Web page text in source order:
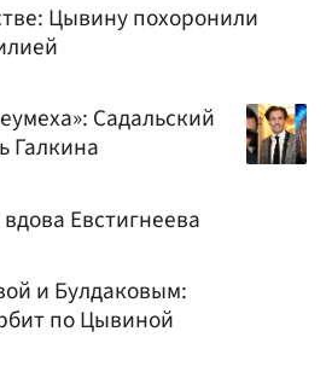
Цывину похоронили
Садальский
Галкина
Евстигнеева
и Булдаковым:
по Цывиной